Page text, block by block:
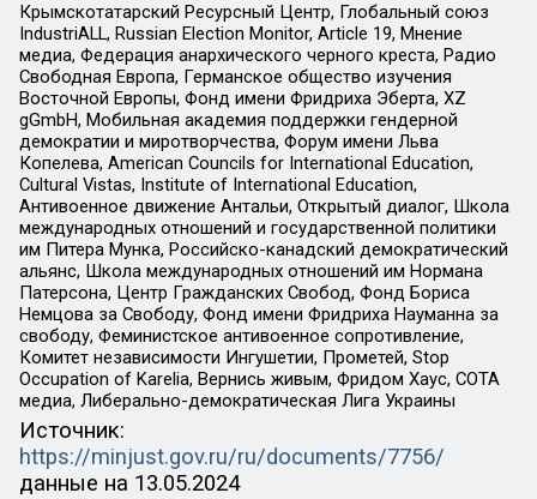
Крымскотатарский Ресурсный Центр, Глобальный союз
IndustriALL, Russian Election Monitor, Article 19, Мнение
медиа, Федерация анархического черного креста, Радио
Свободная Европа, Германское общество изучения
Восточной Европы, Фонд имени Фридриха Эберта, XZ
gGmbH, Мобильная академия поддержки гендерной
демократии и миротворчества, Форум имени Льва
Копелева, American Councils for International Education,
Cultural Vistas, Institute of International Education,
Антивоенное движение Антальи, Открытый диалог, Школа
международных отношений и государственной политики
им Питера Мунка, Российско-канадский демократический
альянс, Школа международных отношений им Нормана
Патерсона, Центр Гражданских Свобод, Фонд Бориса
Немцова за Свободу, Фонд имени Фридриха Науманна за
свободу, Феминистское антивоенное сопротивление,
Комитет независимости Ингушетии, Прометей, Stop
Occupation of Karelia, Вернись живым, Фридом Хаус, СОТА
медиа, Либерально-демократическая Лига Украины
Источник:
https://minjust.gov.ru/ru/documents/7756/
данные на 13.05.2024